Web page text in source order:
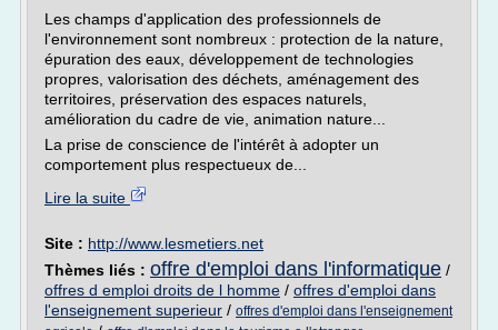
Les champs d'application des professionnels de
l'environnement sont nombreux : protection de la nature,
épuration des eaux, développement de technologies
propres, valorisation des déchets, aménagement des
territoires, préservation des espaces naturels,
amélioration du cadre de vie, animation nature...
La prise de conscience de l'intérêt à adopter un
comportement plus respectueux de...
Lire la suite
Site : http://www.lesmetiers.net
Thèmes liés : offre d'emploi dans l'informatique /
offres d emploi droits de l homme / offres d'emploi dans
l'enseignement superieur / offres d'emploi dans l'enseignement